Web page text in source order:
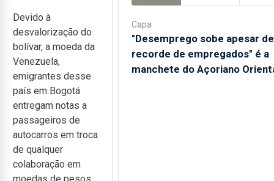
Devido à
desvalorização do
bolívar, a moeda da
Venezuela,
emigrantes desse
país em Bogotá
entregam notas a
passageiros de
autocarros em troca
de qualquer
colaboração em
Capa
"Desemprego sobe apesar de
recorde de empregados" é a
manchete do Açoriano